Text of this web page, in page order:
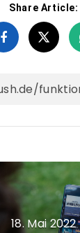
Share Article:
18. Mai 2022